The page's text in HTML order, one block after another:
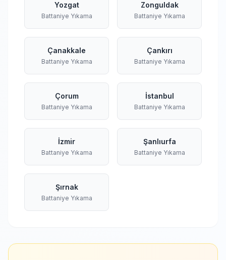
Yozgat
Battaniye Yıkama
Zonguldak
Battaniye Yıkama
Çanakkale
Battaniye Yıkama
Çankırı
Battaniye Yıkama
Çorum
Battaniye Yıkama
İstanbul
Battaniye Yıkama
İzmir
Battaniye Yıkama
Şanlıurfa
Battaniye Yıkama
Şırnak
Battaniye Yıkama